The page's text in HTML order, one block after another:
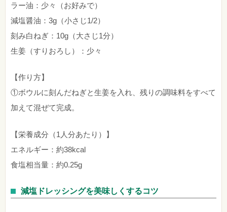
ラー油：少々（お好みで）
減塩醤油：3g（小さじ1/2）
刻み白ねぎ：10g（大さじ1分）
生姜（すりおろし）：少々
【作り方】
①ボウルに刻んだねぎと生姜を入れ、残りの調味料をすべて
加えて混ぜて完成。
【栄養成分（1人分あたり）】
エネルギー：約38kcal
食塩相当量：約0.25g
減塩ドレッシングを美味しくするコツ